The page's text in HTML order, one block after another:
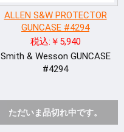
ALLEN S&W PROTECTOR
GUNCASE #4294
税込:￥5,940
Smith & Wesson GUNCASE
#4294
ただいま品切れ中です。